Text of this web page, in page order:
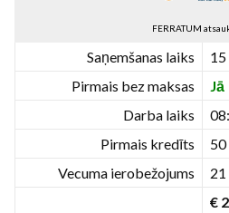
FERRATUM
Saņemšanas laiks
15
Pirmais bez maksas
Jā
Darba laiks
Pirmais kredīts
Vecuma ierobežojums
21
€